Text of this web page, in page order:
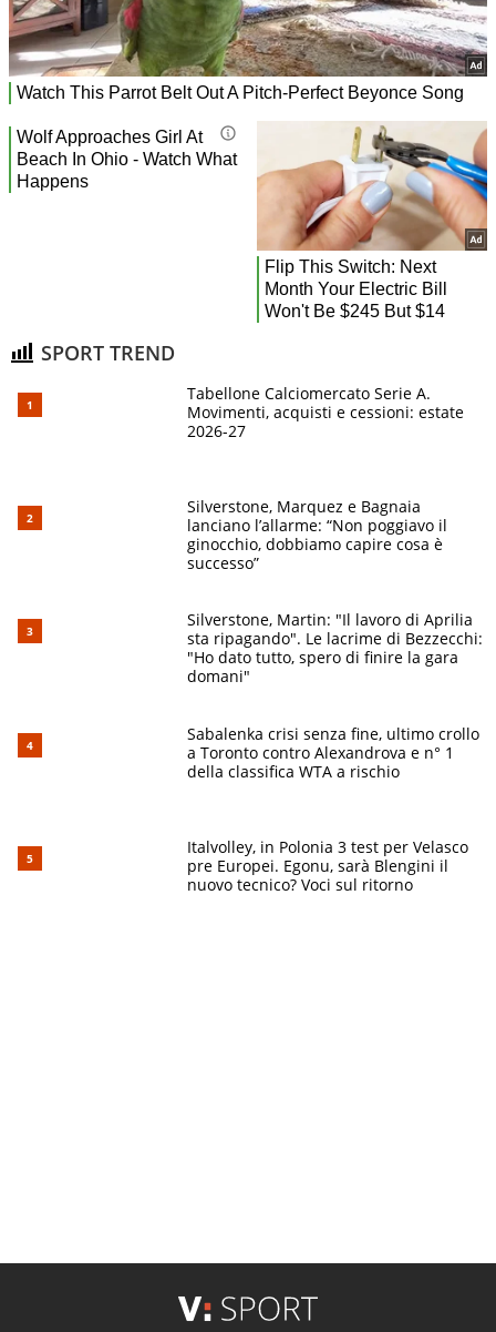
SPORT TREND
Tabellone Calciomercato Serie A.
Movimenti, acquisti e cessioni: estate
2026-27
Silverstone, Marquez e Bagnaia
lanciano l’allarme: “Non poggiavo il
ginocchio, dobbiamo capire cosa è
successo”
Silverstone, Martin: "Il lavoro di Aprilia
sta ripagando". Le lacrime di Bezzecchi:
"Ho dato tutto, spero di finire la gara
domani"
Sabalenka crisi senza fine, ultimo crollo
a Toronto contro Alexandrova e n° 1
della classifica WTA a rischio
Italvolley, in Polonia 3 test per Velasco
pre Europei. Egonu, sarà Blengini il
nuovo tecnico? Voci sul ritorno